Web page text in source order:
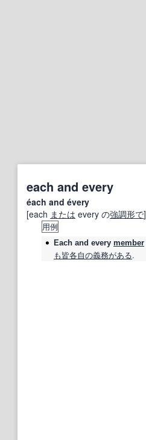
each and every
éach and évery
[each または every の強調形で]
用例
Each and every member
も皆各自の義務がある.